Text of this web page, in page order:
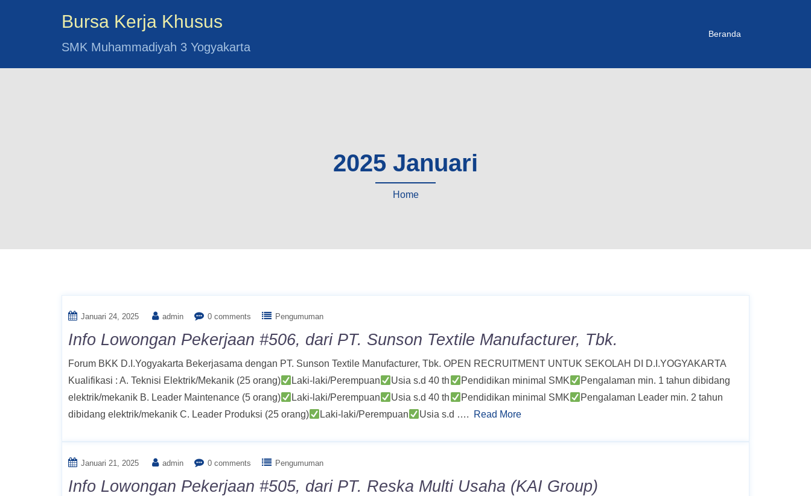
Bursa Kerja Khusus
SMK Muhammadiyah 3 Yogyakarta
Beranda
2025 Januari
Home
Januari 24, 2025 admin 0 comments Pengumuman
Info Lowongan Pekerjaan #506, dari PT. Sunson Textile Manufacturer, Tbk.
Forum BKK D.I.Yogyakarta Bekerjasama dengan PT. Sunson Textile Manufacturer, Tbk. OPEN RECRUITMENT UNTUK SEKOLAH DI D.I.YOGYAKARTA
Kualifikasi : A. Teknisi Elektrik/Mekanik (25 orang)
Laki-laki/Perempuan Usia s.d 40 th Pendidikan minimal SMK
Pengalaman min. 1 tahun dibidang
elektrik/mekanik B. Leader Maintenance (5 orang)
Laki-laki/Perempuan Usia s.d 40 th Pendidikan minimal SMK
Pengalaman Leader min. 2 tahun
dibidang elektrik/mekanik C. Leader Produksi (25 orang)
Laki-laki/Perempuan Usia s.d …. Read More
Januari 21, 2025 admin 0 comments Pengumuman
Info Lowongan Pekerjaan #505, dari PT. Reska Multi Usaha (KAI Group)